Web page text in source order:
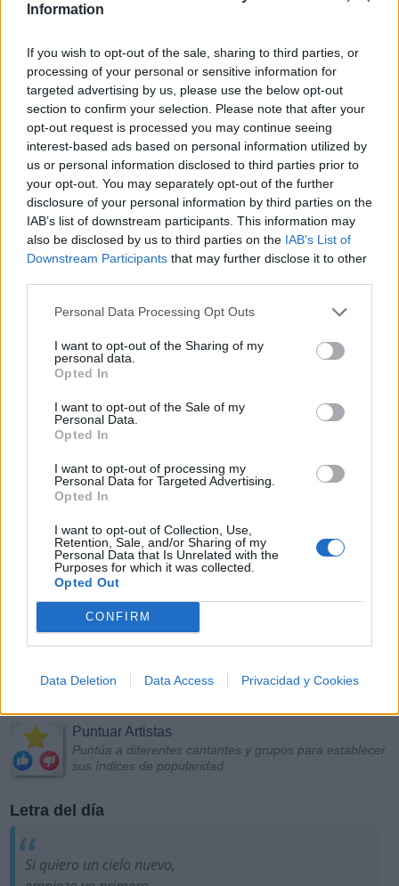
Information
If you wish to opt-out of the sale, sharing to third parties, or
processing of your personal or sensitive information for
targeted advertising by us, please use the below opt-out
section to confirm your selection. Please note that after your
opt-out request is processed you may continue seeing
interest-based ads based on personal information utilized by
us or personal information disclosed to third parties prior to
your opt-out. You may separately opt-out of the further
disclosure of your personal information by third parties on the
IAB’s list of downstream participants. This information may
also be disclosed by us to third parties on the IAB’s List of
Downstream Participants that may further disclose it to other
Personal Data Processing Opt Outs
I want to opt-out of the Sharing of my
personal data.
Opted In
I want to opt-out of the Sale of my
Personal Data.
Opted In
I want to opt-out of processing my
Personal Data for Targeted Advertising.
Opted In
I want to opt-out of Collection, Use,
Retention, Sale, and/or Sharing of my
Personal Data that Is Unrelated with the
Purposes for which it was collected.
Opted Out
CONFIRM
Data Deletion Data Access Privacidad y Cookies
Añadir un comentario ...
🪐🚀 Canciones para Ver las Estrellas:
Psicodelia y Space Rock 🎸✨
🌌🚀 Viaje intergaláctico: la mejor selección de
psicodelia, space rock y atmósferas cósmicas para
tus noches de astronomía. 🪐🎸 Desconecta, mira
al firmamento y siente la gravedad cero. 💾 ¡Guarda
esta colección para tu próxima noche estrellada!
✨⭐
Letras Top Artistas Playlists
Z #
Puntuar Artistas
Puntúa a diferentes cantantes y grupos para establecer
sus índices de popularidad
Letra del día
Si quiero un cielo nuevo,